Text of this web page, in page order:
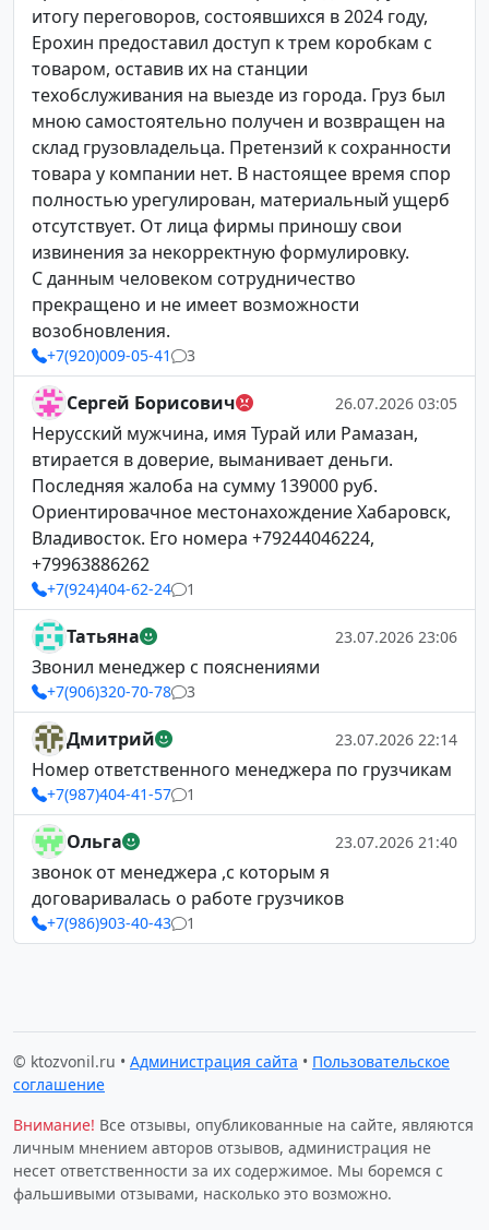
итогу переговоров, состоявшихся в 2024 году,
Ерохин предоставил доступ к трем коробкам с
товаром, оставив их на станции
техобслуживания на выезде из города. Груз был
мною самостоятельно получен и возвращен на
склад грузовладельца. Претензий к сохранности
товара у компании нет. В настоящее время спор
полностью урегулирован, материальный ущерб
отсутствует. От лица фирмы приношу свои
извинения за некорректную формулировку.
С данным человеком сотрудничество
прекращено и не имеет возможности
возобновления.
+7(920)009-05-41 3
Сергей Борисович 26.07.2026 03:05
Нерусский мужчина, имя Турай или Рамазан,
втирается в доверие, выманивает деньги.
Последняя жалоба на сумму 139000 руб.
Ориентировачное местонахождение Хабаровск,
Владивосток. Его номера +79244046224,
+79963886262
+7(924)404-62-24 1
Татьяна 23.07.2026 23:06
Звонил менеджер с пояснениями
+7(906)320-70-78 3
Дмитрий 23.07.2026 22:14
Номер ответственного менеджера по грузчикам
+7(987)404-41-57 1
Ольга 23.07.2026 21:40
звонок от менеджера ,с которым я
договаривалась о работе грузчиков
+7(986)903-40-43 1
© ktozvonil.ru • Администрация сайта • Пользовательское
соглашение
Внимание! Все отзывы, опубликованные на сайте, являются
личным мнением авторов отзывов, администрация не
несет ответственности за их содержимое. Мы боремся с
фальшивыми отзывами, насколько это возможно.